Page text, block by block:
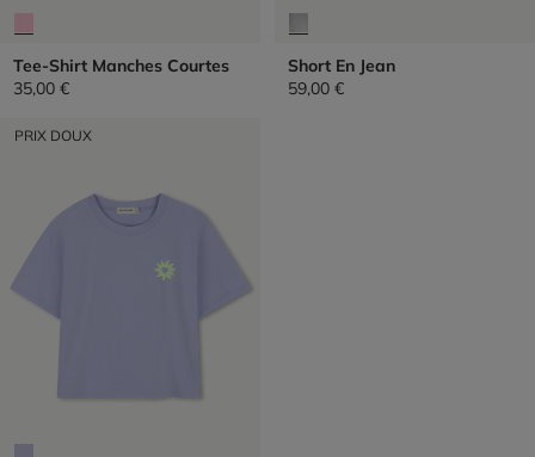
Tee-Shirt Manches Courtes
35,00 €
Short En Jean
59,00 €
PRIX DOUX